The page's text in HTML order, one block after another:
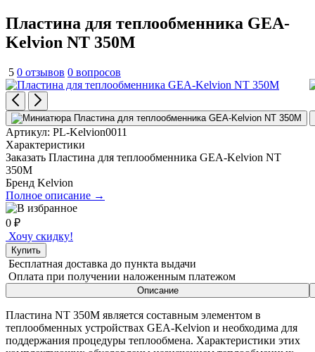
Пластина для теплообменника GEA-
Kelvion NT 350M
5 0 отзывов 0 вопросов
Артикул: PL-Kelvion0011
Характеристики
Заказать Пластина для теплообменника GEA-Kelvion NT
350M
Бренд Kelvion
Полное описание →
0 ₽
Хочу скидку!
Купить
Бесплатная доставка до пункта выдачи
Оплата при получении наложенным платежом
Описание
Пластина NT 350M является составным элементом в
теплообменных устройствах GEA-Kelvion и необходима для
поддержания процедуры теплообмена. Характеристики этих